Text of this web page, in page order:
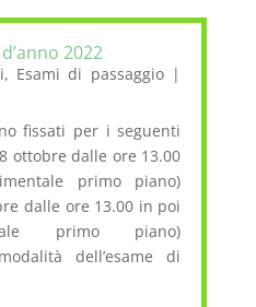
2022
, Esami di passaggio|
fissati per i seguenti
ottobre dalle ore 13.00
primo piano)
dalle ore 13.00 in poi
primo piano)
dell’esame di